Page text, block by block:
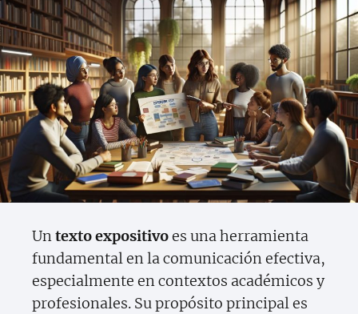
Untexto expositivoes una herramienta
fundamental en la comunicación efectiva,
especialmente en contextos académicos y
profesionales. Su propósito principal es